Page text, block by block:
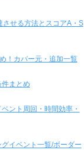
せる方法とスコアA・S
！カバー元・追加一覧
まとめ
ント周回・時間効率・
イベント一覧/ボーダー